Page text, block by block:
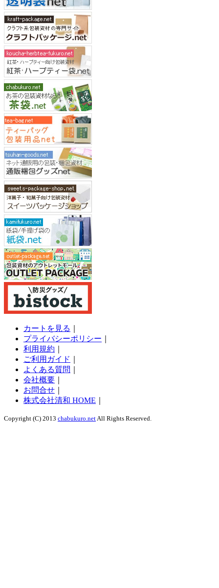
カートを見る
プライバシーポリシー
利用規約
ご利用ガイド
よくある質問
会社概要
お問合せ
株式会社清和 HOME
Copyright (C) 2013 chabukuro.netAll Rights Reserved.